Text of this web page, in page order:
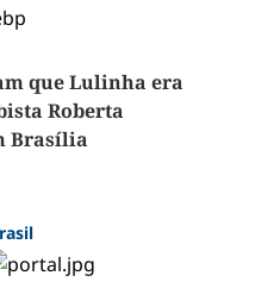
que Lulinha era
Roberta
Brasília